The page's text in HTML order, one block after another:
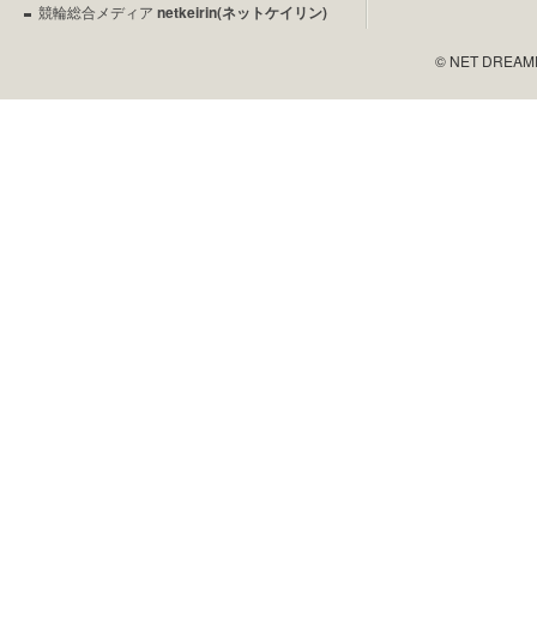
競輪総合メディア netkeirin(ネットケイリン)
© NET